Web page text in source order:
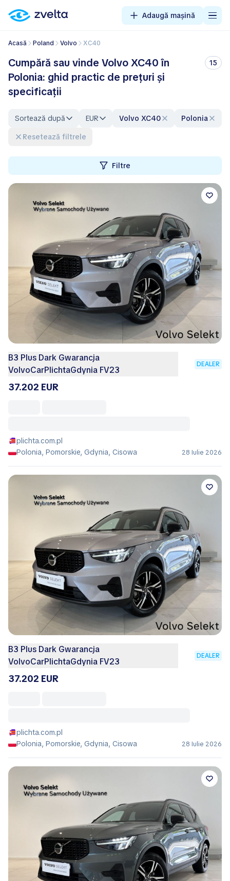
Adaugă mașină
Acasă Poland Volvo XC40
Cumpără sau vinde Volvo XC40 în
Polonia: ghid practic de prețuri și
specificații
15
Sortează după EUR Volvo XC40
Polonia
Resetează filtrele
Filtre
B3 Plus Dark Gwarancja
VolvoCarPlichtaGdynia FV23
DEALER
37.202 EUR
plichta.com.pl
Polonia, Pomorskie, Gdynia, Cisowa
28 Iulie 2026
B3 Plus Dark Gwarancja
VolvoCarPlichtaGdynia FV23
DEALER
37.202 EUR
plichta.com.pl
Polonia, Pomorskie, Gdynia, Cisowa
28 Iulie 2026